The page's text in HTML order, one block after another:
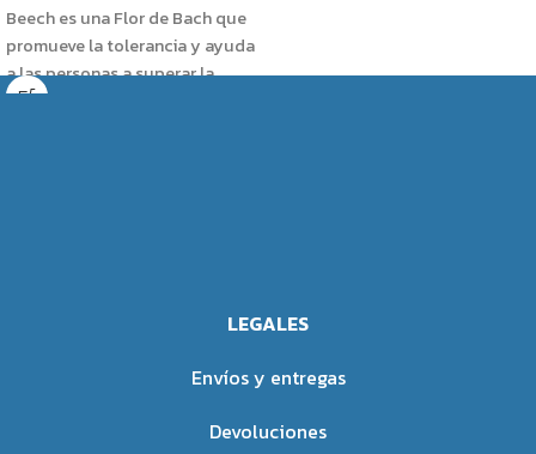
Beech es una Flor de Bach que
promueve la tolerancia y ayuda
a las personas a superar la
intolerancia y la actitud crítica.
dosificación proporcionadas en
mentales específicos según la
tolerancia, fuerza de voluntad,
Mejora la capacidad de
conciencia del presente.
LEGALES
Envíos y entregas
Devoluciones